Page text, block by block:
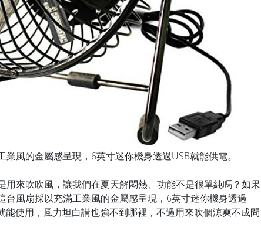
風的金屬感呈現，6英寸迷你機身透過USB就能供電。
用來吹吹風，讓我們在夏天解悶熱、功能不是很單純嗎？如果
台風扇採以充滿工業風的金屬感呈現，6英寸迷你機身透過
能使用，風力坦白講也強不到哪裡，不過用來吹個涼爽不成問